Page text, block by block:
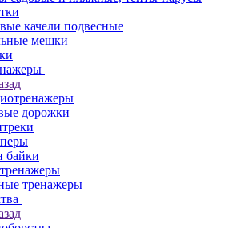
качели подвесные
мешки
дорожки
байки
тренажеры